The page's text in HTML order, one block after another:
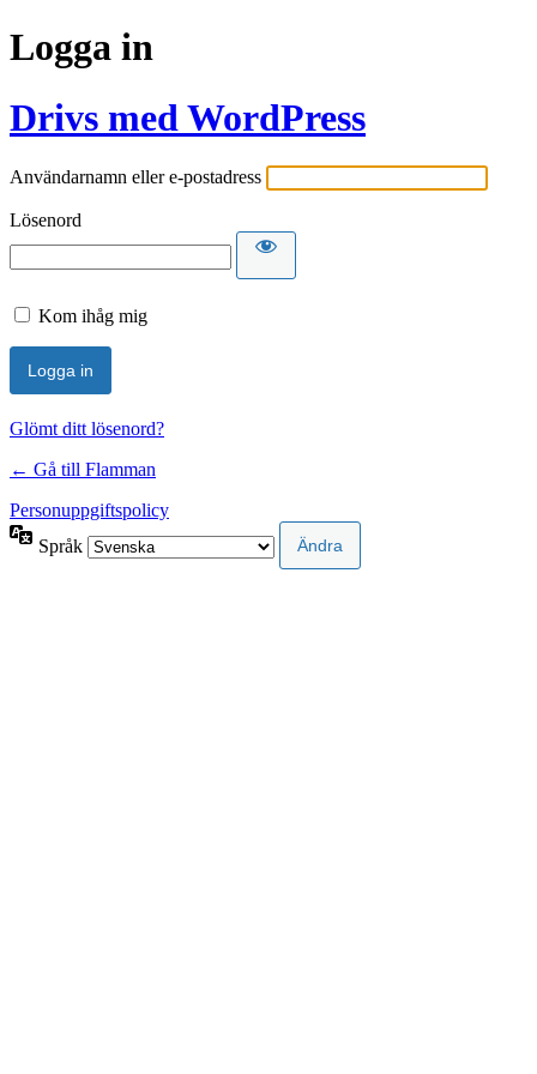
Logga in
Drivs med WordPress
Användarnamn eller e-postadress
Lösenord
Kom ihåg mig
Glömt ditt lösenord?
← Gå till Flamman
Personuppgiftspolicy
Språk